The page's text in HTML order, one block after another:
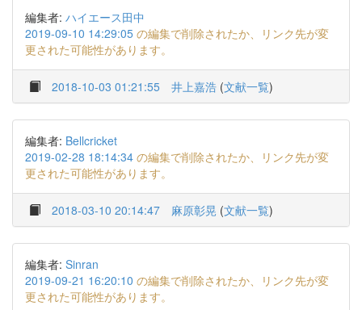
編集者: ハイエース田中
2019-09-10 14:29:05 の編集で削除されたか、リンク先が変
更された可能性があります。
2018-10-03 01:21:55 井上嘉浩 (文献一覧)
編集者: Bellcricket
2019-02-28 18:14:34 の編集で削除されたか、リンク先が変
更された可能性があります。
2018-03-10 20:14:47 麻原彰晃 (文献一覧)
編集者: Sinran
2019-09-21 16:20:10 の編集で削除されたか、リンク先が変
更された可能性があります。